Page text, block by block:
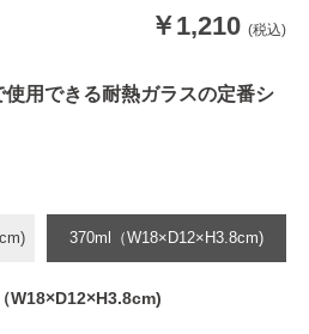
用できる耐熱ガラスの定番シ
￥1,210 (税込)
370ml（W18×D12×H3.8cm)
W18×D12×H3.8cm)